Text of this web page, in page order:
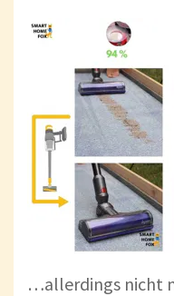
…allerdings nicht